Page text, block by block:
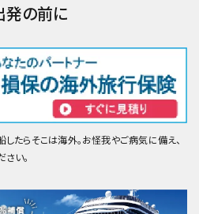
発の前に
たらそこは海外。お怪我やご病気に備え、
い。